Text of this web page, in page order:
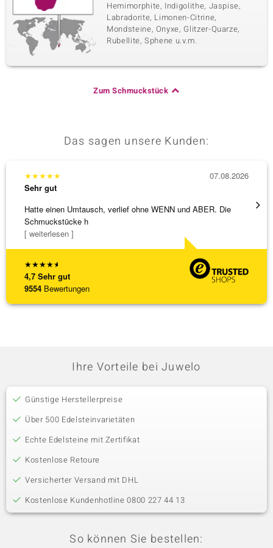
Hemimorphite, Indigolithe, Jaspise,
Labradorite, Limonen-Citrine,
Mondsteine, Onyxe, Glitzer-Quarze,
Rubellite, Sphene u.v.m.
Zum Schmuckstück
Das sagen unsere Kunden:
★★★★★
4,7 Sehr gut
9554 Bewertungen
★★★★★
Sehr gut
Hatte einen Umtausch, verlief ohne WENN und ABER. Die
Schmuckstücke h
[ weiterlesen ]
07.08.2026
Alles
Ihre Vorteile bei Juwelo
Günstige Herstellerpreise
Über 500 Edelsteinvarietäten
Echte Edelsteine mit Zertifikat
Kostenlose Retoure
Versicherter Versand mit DHL
Kostenlose Kundenhotline 0800 227 44 13
So können Sie bestellen: